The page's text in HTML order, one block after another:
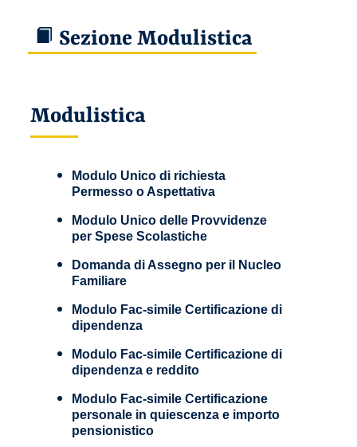
Sezione Modulistica
Modulistica
Modulo Unico di richiesta
Permesso o Aspettativa
Modulo Unico delle Provvidenze
per Spese Scolastiche
Domanda di Assegno per il Nucleo
Familiare
Modulo Fac-simile Certificazione di
dipendenza
Modulo Fac-simile Certificazione di
dipendenza e reddito
Modulo Fac-simile Certificazione
personale in quiescenza e importo
pensionistico